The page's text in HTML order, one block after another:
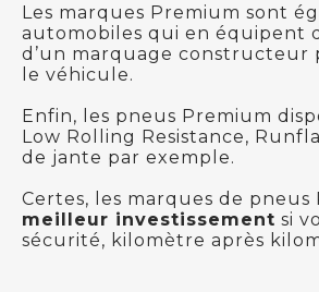
Les marques Premium sont
automobiles qui en équipent
d’un marquage constructeur
le véhicule.
Enfin, les pneus Premium
Low Rolling Resistance,
de jante par exemple.
Certes, les marques de
meilleur investissement si
sécurité, kilomètre après